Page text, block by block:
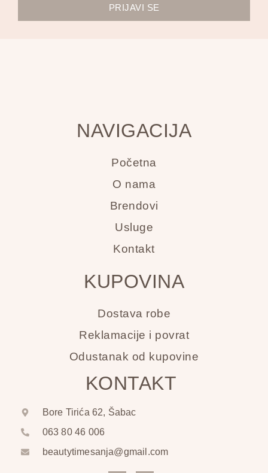
PRIJAVI SE
NAVIGACIJA
Početna
O nama
Brendovi
Usluge
Kontakt
KUPOVINA
Dostava robe
Reklamacije i povrat
Odustanak od kupovine
KONTAKT
Bore Tirića 62, Šabac
063 80 46 006
beautytimesanja@gmail.com